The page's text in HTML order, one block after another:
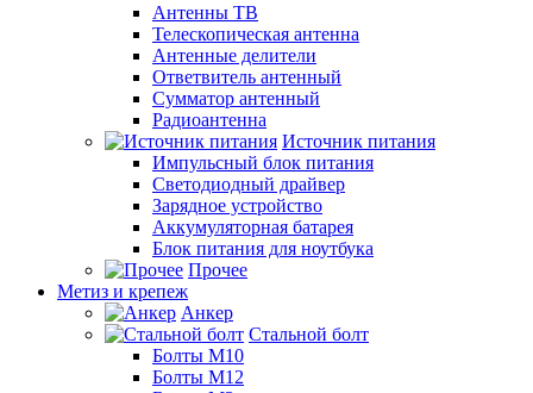
Антенны ТВ
Телескопическая антенна
Антенные делители
Ответвитель антенный
Сумматор антенный
Радиоантенна
Источник питания
Импульсный блок питания
Светодиодный драйвер
Зарядное устройство
Аккумуляторная батарея
Блок питания для ноутбука
Прочее
Метиз и крепеж
Анкер
Стальной болт
Болты М10
Болты М12